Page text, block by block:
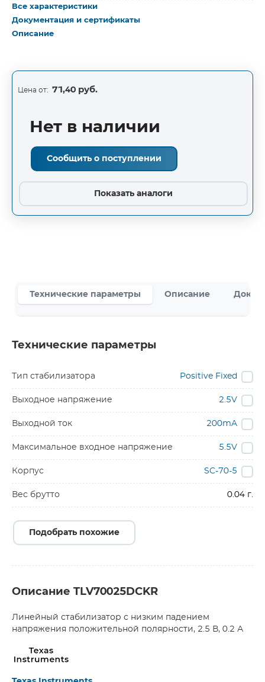
Все характеристики
Документация и сертификаты
Описание
Цена от: 71,40 руб.
Нет в наличии
Сообщить о поступлении
Показать аналоги
Технические параметры Описание
Технические параметры
Тип стабилизатора Positive Fixed
Выходное напряжение 2.5V
Выходной ток 200mA
Максимальное входное напряжение 5.5V
Корпус SC-70-5
Вес брутто 0.04 г.
Подобрать похожие
Описание TLV70025DCKR
Линейный стабилизатор с низким падением
напряжения положительной полярности, 2.5 В, 0.2 А